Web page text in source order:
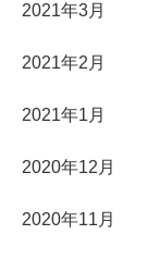
2021年3月
2021年2月
2021年1月
2020年12月
2020年11月